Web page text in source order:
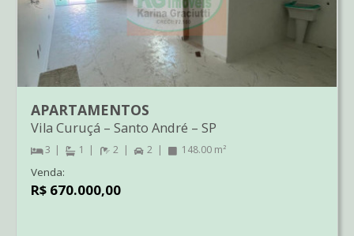
APARTAMENTOS
Vila Curuçá – Santo André – SP
3 1 2 2 148.00 m²
Venda:
R$ 670.000,00